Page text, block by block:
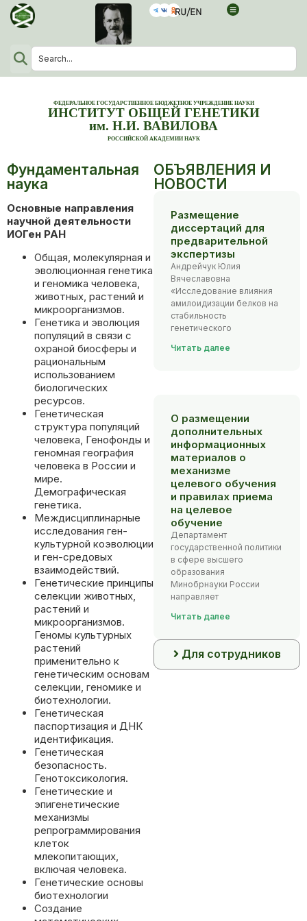
ФЕДЕРАЛЬНОЕ ГОСУДАРСТВЕННОЕ БЮДЖЕТНОЕ УЧРЕЖДЕНИЕ НАУКИ
ИНСТИТУТ ОБЩЕЙ ГЕНЕТИКИ
им. Н.И. ВАВИЛОВА
РОССИЙСКОЙ АКАДЕМИИ НАУК
Фундаментальная
наука
Основные направления
научной деятельности
ИОГен РАН
Общая, молекулярная и
эволюционная генетика
и геномика человека,
животных, растений и
микроорганизмов.
Генетика и эволюция
популяций в связи с
охраной биосферы и
рациональным
использованием
биологических
ресурсов.
Генетическая
структура популяций
человека, Генофонды и
геномная география
человека в России и
мире.
Демографическая
генетика.
Междисциплинарные
исследования ген-
культурной коэволюции
и ген-средовых
взаимодействий.
Генетические принципы
селекции животных,
растений и
микроорганизмов.
Геномы культурных
растений
применительно к
генетическим основам
селекции, геномике и
биотехнологии.
Генетическая
паспортизация и ДНК
идентификация.
Генетическая
безопасность.
Генотоксикология.
Генетические и
эпигенетические
механизмы
репрограммирования
клеток
млекопитающих,
включая человека.
Генетические основы
биотехнологии
Создание
ОБЪЯВЛЕНИЯ И
НОВОСТИ
Размещение
диссертаций для
предварительной
экспертизы
Андрейчук Юлия
Вячеславовна
«Исследование влияния
амилоидизации белков на
стабильность
генетического
Читать далее
О размещении
дополнительных
информационных
материалов о
механизме
целевого обучения
и правилах приема
на целевое
обучение
Департамент
государственной политики
в сфере высшего
образования
Минобрнауки России
направляет
Читать далее
Для сотрудников